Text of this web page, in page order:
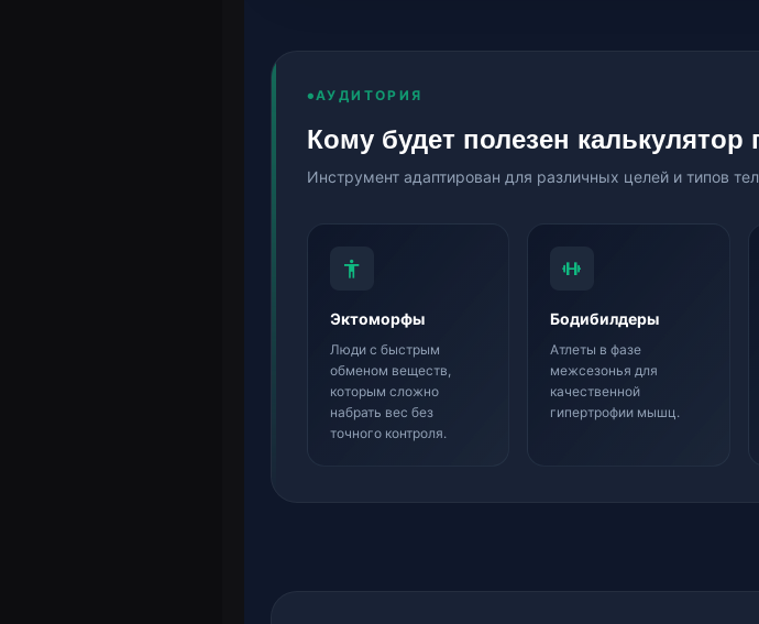
АУДИТОРИЯ
Кому будет полезен
Инструмент адаптирован для различных целей и типов
Эктоморфы
Люди с быстрым
обменом веществ,
которым сложно
набрать вес без
точного контроля.
Бодибилдеры
Атлеты в фазе
межсезонья для
качественной
гипертрофии мышц.